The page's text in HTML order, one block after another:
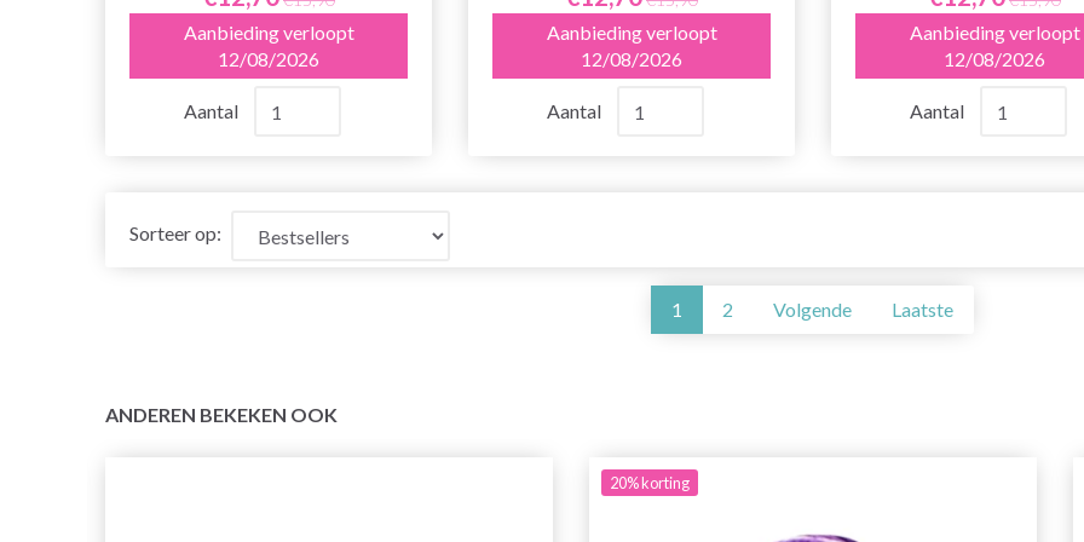
Aanbieding verloopt
12/08/2026
Aantal
Aanbieding verloopt
12/08/2026
Aantal
Aanbieding verloopt
12/08/2026
Aantal
Sorteer op:
1 2 Volgende Laatste
ANDEREN BEKEKEN OOK
20%korting